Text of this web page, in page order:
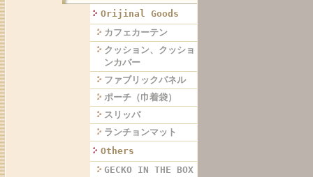
Orijinal Goods
カフェカーテン
クッション、クッショ
ンカバー
ファブリックパネル
ポーチ（巾着袋）
スリッパ
ランチョンマット
Others
GECKO IN THE BOX